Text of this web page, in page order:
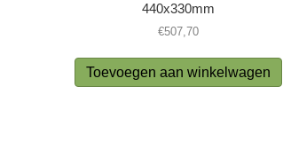
440x330mm
€507,70
Toevoegen aan winkelwagen